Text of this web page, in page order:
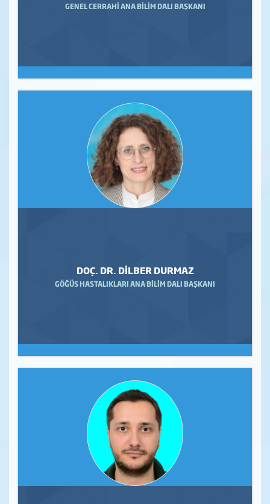
GENEL CERRAHİ ANA BİLİM DALI BAŞKANI
DOÇ. DR. DİLBER DURMAZ
GÖĞÜS HASTALIKLARI ANA BİLİM DALI BAŞKANI